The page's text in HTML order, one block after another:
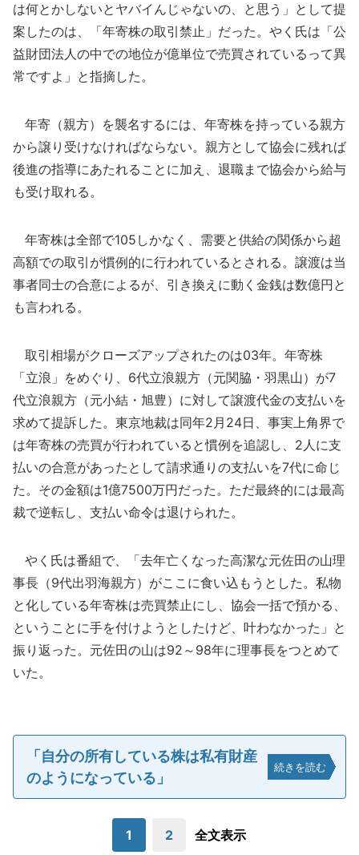
は何とかしないとヤバイんじゃないの、と思う」として提
案したのは、「年寄株の取引禁止」だった。やく氏は「公
益財団法人の中での地位が億単位で売買されているって異
常ですよ」と指摘した。
年寄（親方）を襲名するには、年寄株を持っている親方
から譲り受けなければならない。親方として協会に残れば
後進の指導にあたれることに加え、退職まで協会から給与
も受け取れる。
年寄株は全部で105しかなく、需要と供給の関係から超
高額での取引が慣例的に行われているとされる。譲渡は当
事者同士の合意によるが、引き換えに動く金銭は数億円と
も言われる。
取引相場がクローズアップされたのは03年。年寄株
「立浪」をめぐり、6代立浪親方（元関脇・羽黒山）が7
代立浪親方（元小結・旭豊）に対して譲渡代金の支払いを
求めて提訴した。東京地裁は同年2月24日、事実上角界で
は年寄株の売買が行われていると慣例を追認し、2人に支
払いの合意があったとして請求通りの支払いを7代に命じ
た。その金額は1億7500万円だった。ただ最終的には最高
裁で逆転し、支払い命令は退けられた。
やく氏は番組で、「去年亡くなった高潔な元佐田の山理
事長（9代出羽海親方）がここに食い込もうとした。私物
と化している年寄株は売買禁止にし、協会一括で預かる、
ということに手を付けようとしたけど、叶わなかった」と
振り返った。元佐田の山は92～98年に理事長をつとめて
いた。
「自分の所有している株は私有財産
のようになっている」
続きを読む
1 2 全文表示